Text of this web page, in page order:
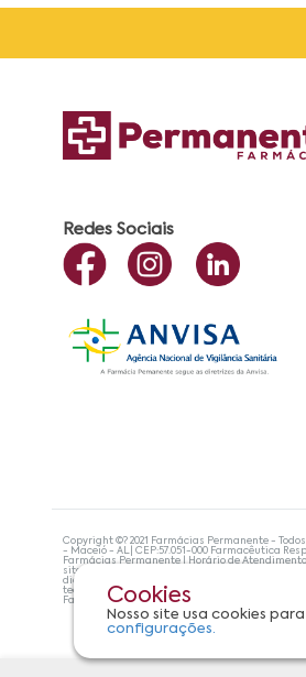
Cookies
Nosso site usa cookies
configurações.
Redes Sociais
Copyright ©? 2021 Farmácias Permanente - Todos
- Maceió - AL| CEP:57.051-000 Farmacêutica
Farmácias Permanente | Horário de
site não devem ser utilizadas para
diagnosticar problemas de saúde e prescrever
tecnologias mais avançadas de proteção de
Farmácias Permanente. Todos os pedidos